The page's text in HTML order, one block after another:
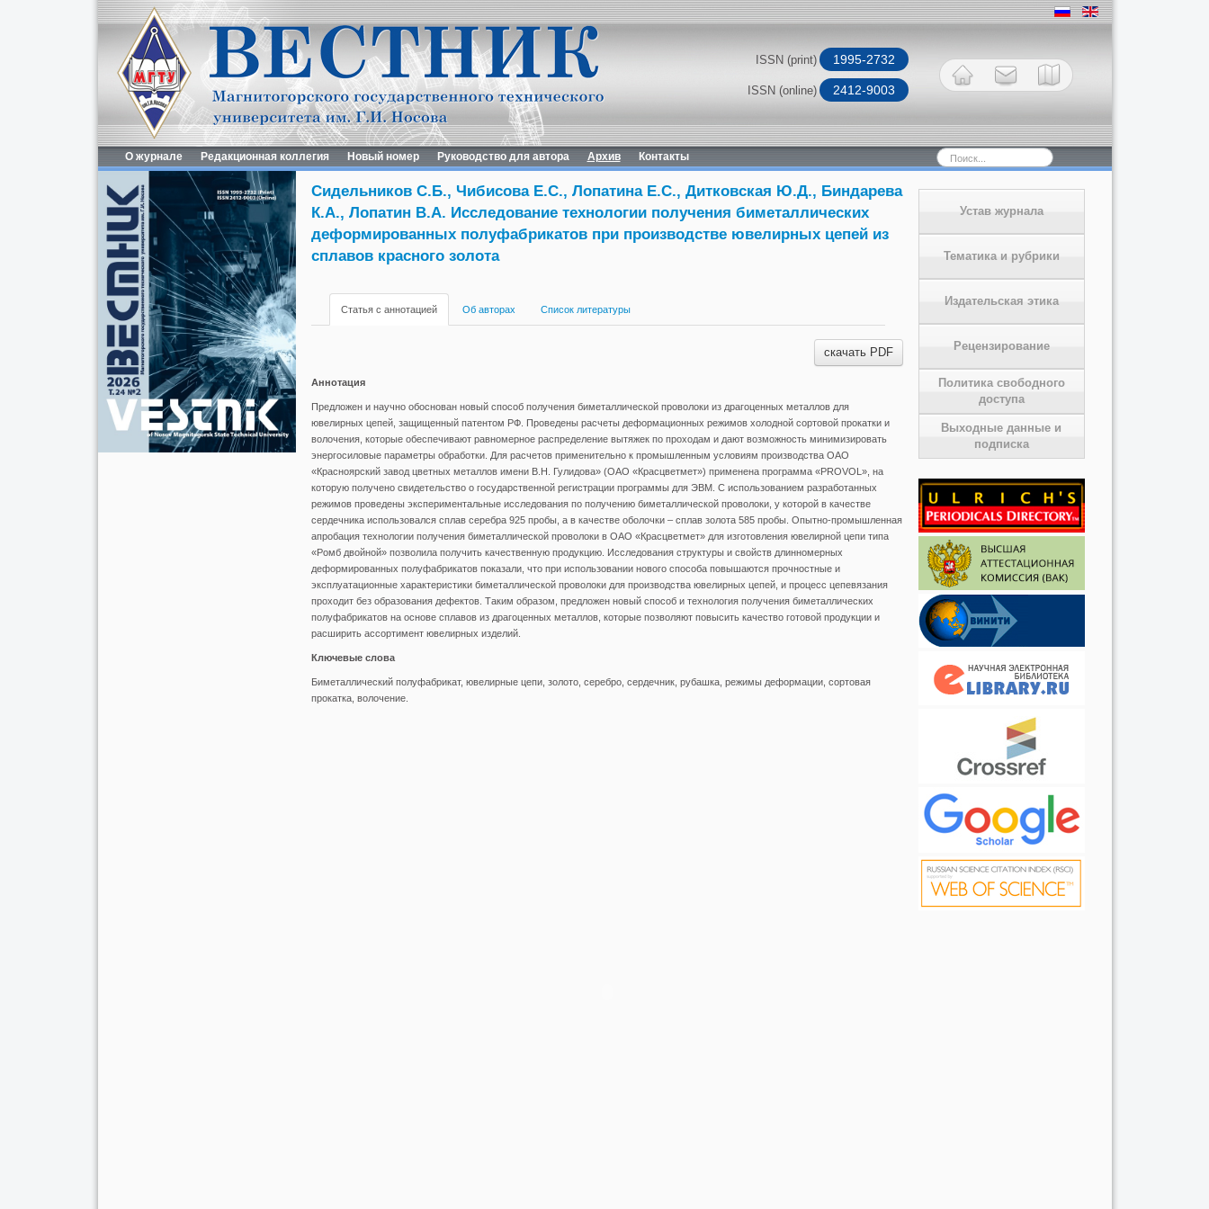
ISSN (print) 1995-2732
ISSN (online) 2412-9003
О журнале Редакционная коллегия Новый номер Руководство для автора Архив Контакты Искать...
Устав журнала
Тематика и рубрики
Издательская этика
Рецензирование
Политика свободного
доступа
Выходные данные и
подписка
Сидельников С.Б., Чибисова Е.С., Лопатина Е.С., Дитковская Ю.Д., Биндарева
К.А., Лопатин В.А. Исследование технологии получения биметаллических
деформированных полуфабрикатов при производстве ювелирных цепей из
сплавов красного золота
Статья с аннотацией Об авторах Список литературы
скачать PDF
Аннотация
Предложен и научно обоснован новый способ получения биметаллической проволоки из драгоценных металлов для
ювелирных цепей, защищенный патентом РФ. Проведены расчеты деформационных режимов холодной сортовой прокатки и
волочения, которые обеспечивают равномерное распределение вытяжек по проходам и дают возможность минимизировать
энергосиловые параметры обработки. Для расчетов применительно к промышленным условиям производства ОАО
«Красноярский завод цветных металлов имени В.Н. Гулидова» (ОАО «Красцветмет») применена программа «PROVOL», на
которую получено свидетельство о государственной регистрации программы для ЭВМ. С использованием разработанных
режимов проведены экспериментальные исследования по получению биметаллической проволоки, у которой в качестве
сердечника использовался сплав серебра 925 пробы, а в качестве оболочки – сплав золота 585 пробы. Опытно-промышленная
апробация технологии получения биметаллической проволоки в ОАО «Красцветмет» для изготовления ювелирной цепи типа
«Ромб двойной» позволила получить качественную продукцию. Исследования структуры и свойств длинномерных
деформированных полуфабрикатов показали, что при использовании нового способа повышаются прочностные и
эксплуатационные характеристики биметаллической проволоки для производства ювелирных цепей, и процесс цепевязания
проходит без образования дефектов. Таким образом, предложен новый способ и технология получения биметаллических
полуфабрикатов на основе сплавов из драгоценных металлов, которые позволяют повысить качество готовой продукции и
расширить ассортимент ювелирных изделий.
Ключевые слова
Биметаллический полуфабрикат, ювелирные цепи, золото, серебро, сердечник, рубашка, режимы деформации, сортовая
прокатка, волочение.